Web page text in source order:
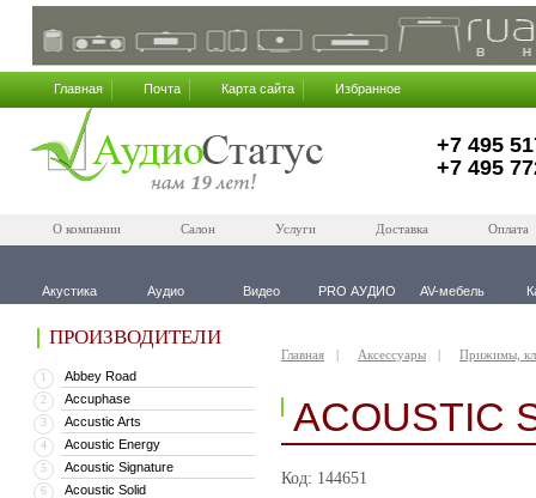
Главная Почта Карта сайта Избранное
+7 495
+7 495
О компании Салон Услуги Доставка Оплата
Акустика Аудио Видео PRO АУДИО AV-мебель
ПРОИЗВОДИТЕЛИ
1 Abbey Road
2 Accuphase
3 Accustic Arts
4 Acoustic Energy
5 Acoustic Signature
6 Acoustic Solid
Главная Аксессуары Прижимы,
ACOUSTIC
Код: 144651